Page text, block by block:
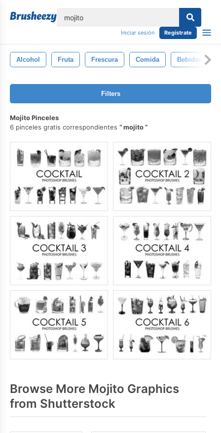
Iniciar sesión Regístrate
Alcohol Fruta Frescura Comida Bebidas
Filters
Mojito Pinceles
6 pinceles gratis correspondientes
mojito
Browse More Mojito Graphics
from Shutterstock